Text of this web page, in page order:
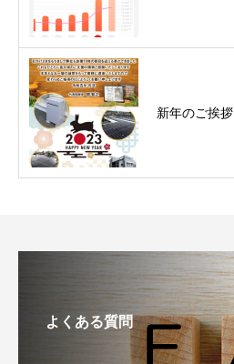
新年のご挨拶
よくある質問